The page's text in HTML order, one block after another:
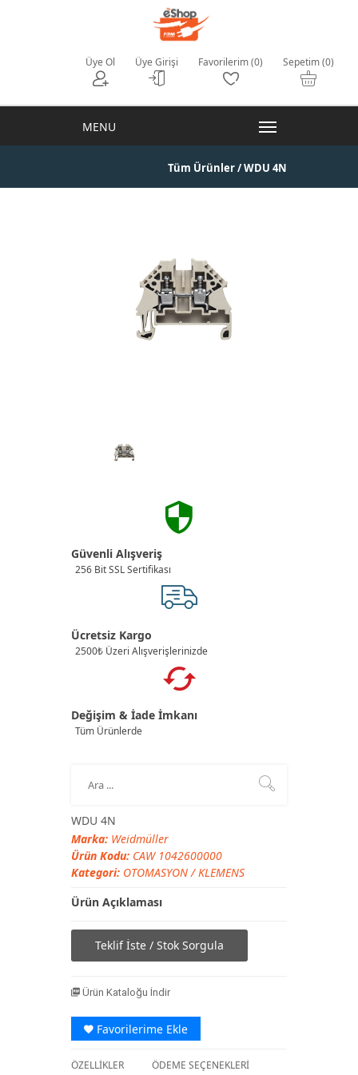
Üye Ol Üye Girişi Favorilerim (0) Sepetim (0)
Tüm Ürünler/ WDU 4N
Güvenli Alışveriş
256 Bit SSL Sertifikası
Ücretsiz Kargo
2500₺ Üzeri Alışverişlerinizde
Değişim & İade İmkanı
Tüm Ürünlerde
WDU 4N
Marka: Weidmüller
Ürün Kodu: CAW 1042600000
Kategori: OTOMASYON/KLEMENS
Ürün Açıklaması
Teklif İste / Stok Sorgula
Ürün Kataloğu İndir
Favorilerime Ekle
ÖZELLİKLER ÖDEME SEÇENEKLERİ